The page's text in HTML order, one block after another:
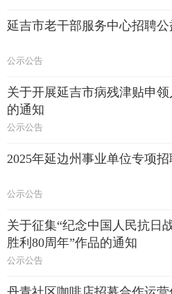
延吉市老干部服务中心招聘
公示公告
关于开展延吉市病残津贴申
的通知
公示公告
2025年延边州事业单位专项
公示公告
关于征集“纪念中国人民抗日
胜利80周年”作品的通知
公示公告